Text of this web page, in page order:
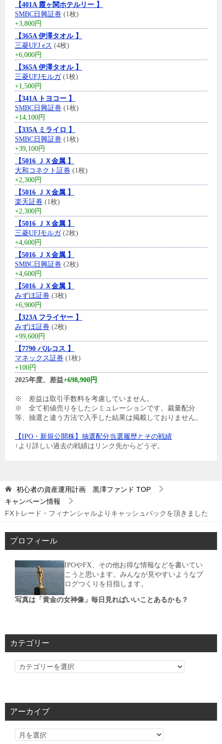
【401A 霞ヶ関ホテルリー 】
SMBC日興証券 (1枚)
+3,800円
【365A 伊澤タオル 】
三菱UFJ eス (4枚)
+6,000円
【365A 伊澤タオル 】
三菱UFJモルガ(1枚)
+1,500円
【341A トヨコー 】
SMBC日興証券 (1枚)
+14,100円
【335A ミライロ 】
SMBC日興証券 (1枚)
+39,100円
【5016 ＪＸ金属 】
大和コネクト証券 (1枚)
+2,300円
【5016 ＪＸ金属 】
楽天証券 (1枚)
+2,300円
【5016 ＪＸ金属 】
三菱UFJモルガ(2枚)
+4,600円
【5016 ＪＸ金属 】
SMBC日興証券 (2枚)
+4,600円
【5016 ＪＸ金属 】
みずほ証券 (3枚)
+6,900円
【323A フライヤー 】
みずほ証券 (2枚)
+99,600円
【7790 バルコス 】
マネックス証券 (1枚)
+100円
2025年度、差益+698,900円
※ 差益は取引手数料を考慮していません。
※ 全て初値売りをしたシミュレーションです。裁量配分
等、抽選と違う方法で入手した結果は掲載しておりません。
【IPO・新規公開株】抽選配分当選履歴とその戦績
↑より詳しい過去の戦績はリンク先からどうぞ。
初心者の資産運用計画 黒澤ファンド TOP
キャンペーン情報
FXトレード・フィナンシャルよりキャッシュバックを頂きました
プロフィール
IPOやFX、その他お得な情報などを書いてい
こうと思います。みんなが見やすいようなブ
ログつくりを目指します。
写真は「黄金の女神像」毎日見ればいいことあるかも？
カテゴリー
カ
リ
アーカイブ